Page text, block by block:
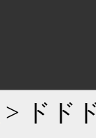
>
ドド